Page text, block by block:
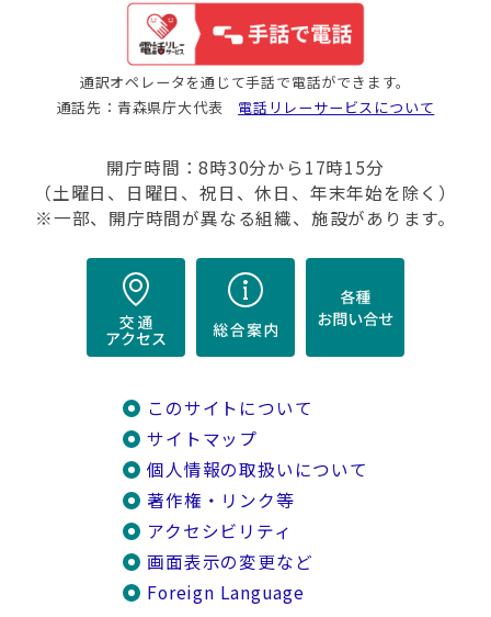
通訳オペレータを通じて手話で電話ができます。
通話先：青森県庁大代表 電話リレーサービスについて
開庁時間：8時30分から17時15分
（土曜日、日曜日、祝日、休日、年末年始を除く）
※一部、開庁時間が異なる組織、施設があります。
このサイトについて
サイトマップ
個人情報の取扱いについて
著作権・リンク等
アクセシビリティ
画面表示の変更など
Foreign Language